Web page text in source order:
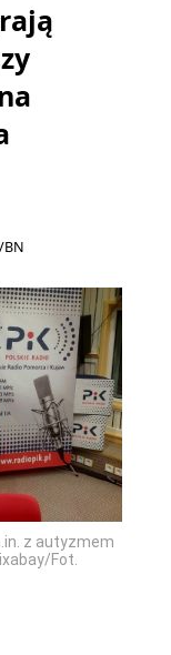
z autyzmem
Fot.